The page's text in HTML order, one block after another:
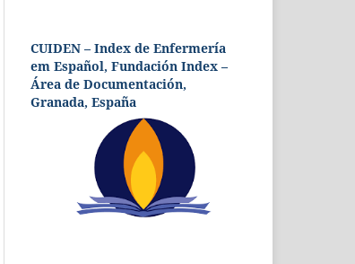
CUIDEN – Index de Enfermería
em Español, Fundación Index –
Área de Documentación,
Granada, España